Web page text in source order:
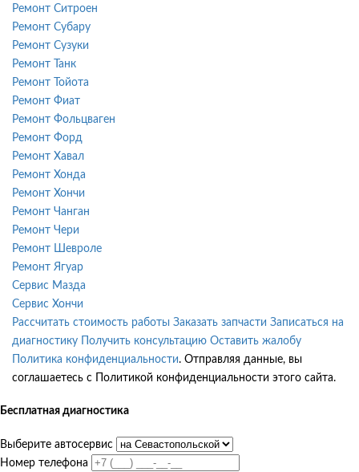
Ремонт Ситроен
Ремонт Субару
Ремонт Сузуки
Ремонт Танк
Ремонт Тойота
Ремонт Фиат
Ремонт Фольцваген
Ремонт Форд
Ремонт Хавал
Ремонт Хонда
Ремонт Хончи
Ремонт Чанган
Ремонт Чери
Ремонт Шевроле
Ремонт Ягуар
Сервис Мазда
Сервис Хончи
Рассчитать стоимость работы Заказать запчасти Записаться на
диагностику
Получить консультацию Оставить жалобу
Политика конфиденциальности. Отправляя данные, вы
соглашаетесь с Политикой конфиденциальности этого сайта.
Бесплатная диагностика
Выберите автосервис
Номер телефона